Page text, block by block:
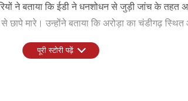
ने बताया कि ईडी ने धनशोधन से जुड़ी जांच के
छापे मारे। उन्होंने बताया कि अरोड़ा का चंडीगढ़
और भाजपा में शामिल कराने के लिए काम कर रही
निदेशालय की तरफ से फिलहाल कोई प्रतिक्रिया नहीं
किया है। पंजाबियों को तरह-तरह से प्रताड़ित किया
है...मोदी जी भी अब पंजाब पहुंचे हैं। मोदी जी भी
पूरी स्टोरी पढ़ें